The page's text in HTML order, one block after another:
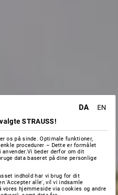
DA
EN
STRAUSS!
os på sinde. Optimale funktioner,
procedurer – Dette er formålet
beder derfor om dit
data baseret på dine personlige
indhold har vi brug for dit
'Accepter alle', vil vi indsamle
hjemmeside via cookies og andre